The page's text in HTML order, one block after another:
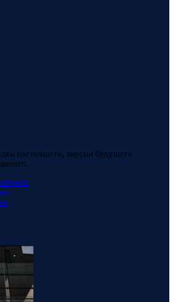
настоящего, версии будущего.